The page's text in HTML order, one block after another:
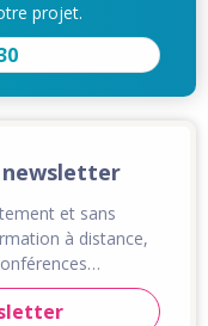
projet.
newsletter
et sans
à distance,